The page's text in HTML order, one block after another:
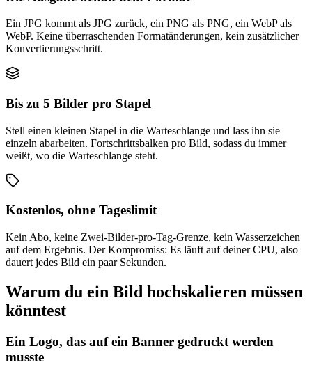
Ein JPG kommt als JPG zurück, ein PNG als PNG, ein WebP als
WebP. Keine überraschenden Formatänderungen, kein zusätzlicher
Konvertierungsschritt.
Bis zu 5 Bilder pro Stapel
Stell einen kleinen Stapel in die Warteschlange und lass ihn sie
einzeln abarbeiten. Fortschrittsbalken pro Bild, sodass du immer
weißt, wo die Warteschlange steht.
Kostenlos, ohne Tageslimit
Kein Abo, keine Zwei-Bilder-pro-Tag-Grenze, kein Wasserzeichen
auf dem Ergebnis. Der Kompromiss: Es läuft auf deiner CPU, also
dauert jedes Bild ein paar Sekunden.
Warum du ein Bild hochskalieren müssen
könntest
Ein Logo, das auf ein Banner gedruckt werden
musste